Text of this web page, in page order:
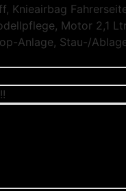
Knieairbag
Motor 2,1
Anlage, Stau-/